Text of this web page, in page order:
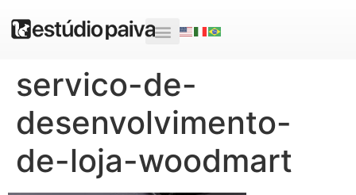
servico-de-
desenvolvimento-
de-loja-woodmart